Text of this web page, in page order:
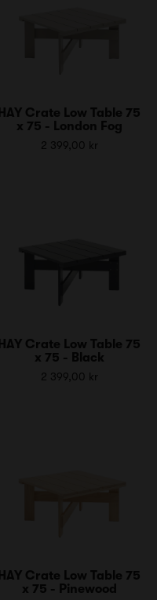
HAY Crate Low Table 75
x 75 - London Fog
2 399,00 kr
HAY Crate Low Table 75
x 75 - Black
2 399,00 kr
HAY Crate Low Table 75
x 75 - Pinewood